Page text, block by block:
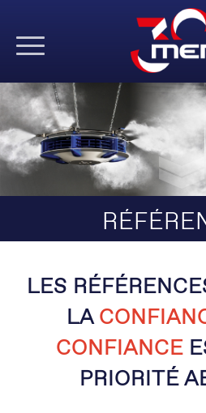
LES
LA
CONFIANCE
PRIORITÉ